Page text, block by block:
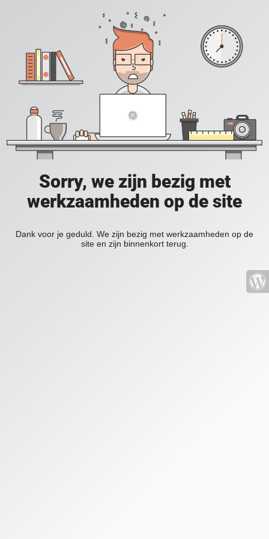
Sorry, we zijn bezig met
werkzaamheden op de site
Dank voor je geduld. We zijn bezig met werkzaamheden op de
site en zijn binnenkort terug.